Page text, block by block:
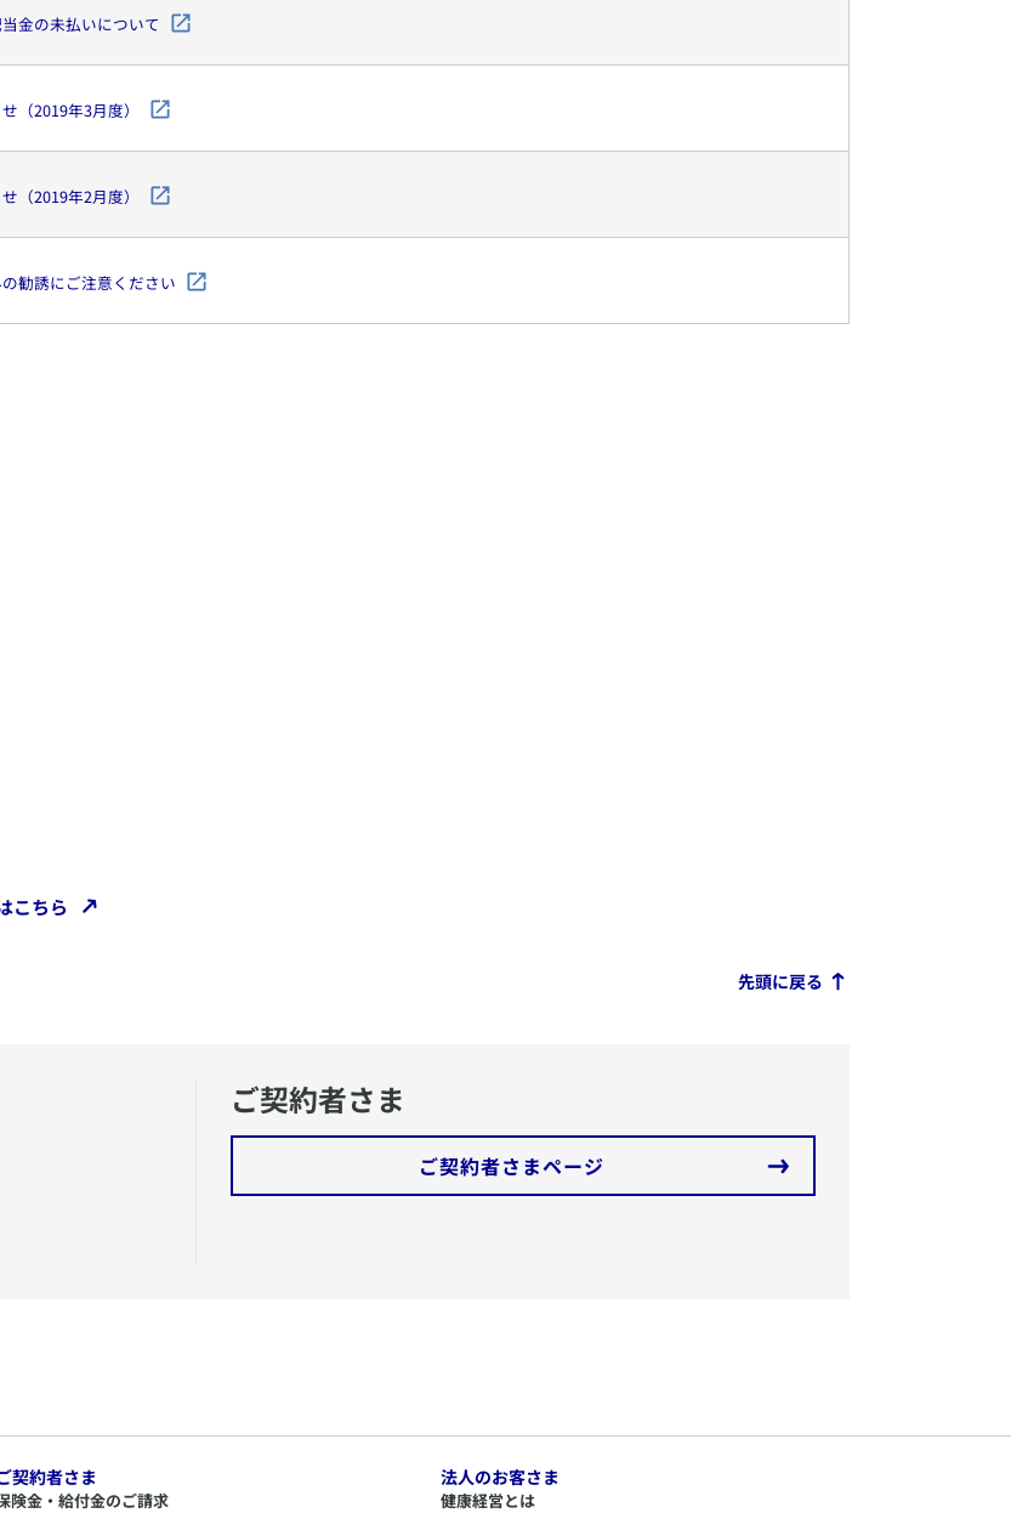
金の未払いについて
（2019年3月度）
（2019年2月度）
勧誘にご注意ください
こちら
先頭に戻る
ご契約者さま
ご契約者さまページ
契約者さま
険金・給付金のご請求
法人のお客さま
健康経営とは